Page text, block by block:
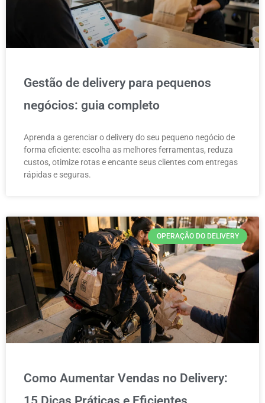
Gestão de delivery para pequenos
negócios: guia completo
Aprenda a gerenciar o delivery do seu pequeno negócio de
forma eficiente: escolha as melhores ferramentas, reduza
custos, otimize rotas e encante seus clientes com entregas
rápidas e seguras.
OPERAÇÃO DO DELIVERY
Como Aumentar Vendas no Delivery: